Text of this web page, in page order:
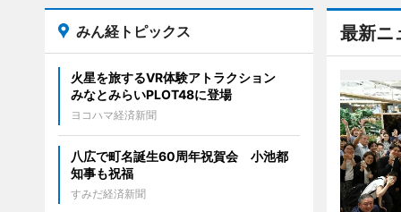
最新ニ
みん経トピックス
火星を旅するVR体験アトラクション
みなとみらいPLOT48に登場
ヨコハマ経済新聞
八広で町名誕生60周年祝賀会 小池都
知事も祝福
すみだ経済新聞